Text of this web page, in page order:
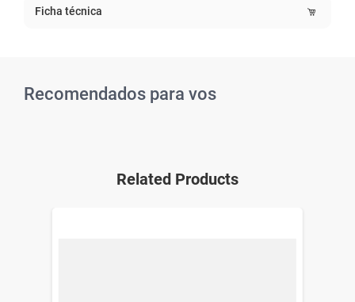
Ficha técnica
Recomendados para vos
Related Products